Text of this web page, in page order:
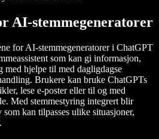
AI-stemmegeneratorer
for AI-stemmegeneratorer i ChatGPT
som kan gi informasjon,
med hjelpe til med dagligdagse
Brukere kan bruke ChatGPTs
lese e-poster eller til og med
Med stemmestyring integrert blir
kan tilpasses ulike situasjoner,